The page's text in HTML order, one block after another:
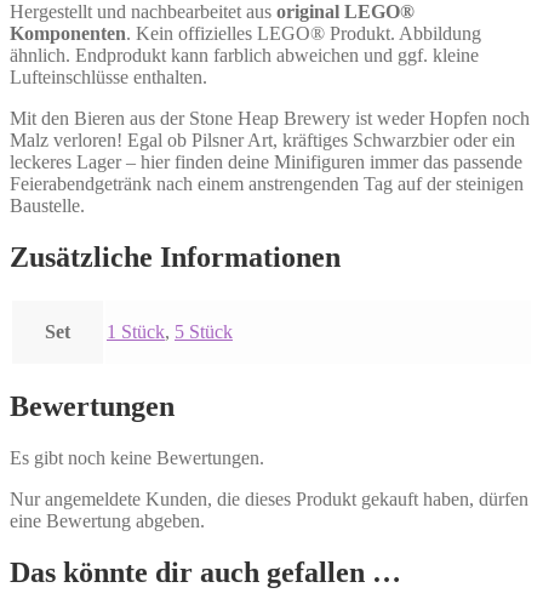
Hergestellt und nachbearbeitet aus original LEGO®
Komponenten. Kein offizielles LEGO® Produkt. Abbildung
ähnlich. Endprodukt kann farblich abweichen und ggf. kleine
Lufteinschlüsse enthalten.
Mit den Bieren aus der Stone Heap Brewery ist weder Hopfen noch
Malz verloren! Egal ob Pilsner Art, kräftiges Schwarzbier oder ein
leckeres Lager – hier finden deine Minifiguren immer das passende
Feierabendgetränk nach einem anstrengenden Tag auf der steinigen
Baustelle.
Zusätzliche Informationen
Set 1 Stück, 5 Stück
Bewertungen
Es gibt noch keine Bewertungen.
Nur angemeldete Kunden, die dieses Produkt gekauft haben, dürfen
eine Bewertung abgeben.
Das könnte dir auch gefallen …